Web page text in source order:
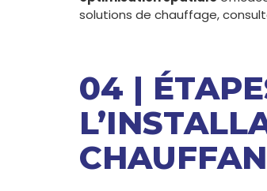
solutions de chauffage,
04 |